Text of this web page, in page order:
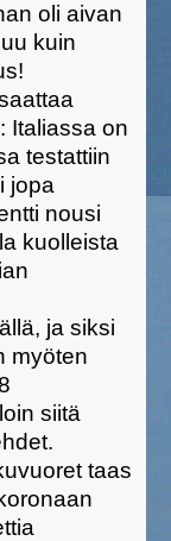
oli aivan
kuin
Italiassa on
testattiin
jopa
nousi
kuolleista
ja siksi
myöten
siitä
taas